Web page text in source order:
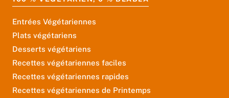
Entrées Végétariennes
Plats végétariens
Desserts végétariens
Recettes végétariennes faciles
Recettes végétariennes rapides
Recettes végétariennes de Printemps